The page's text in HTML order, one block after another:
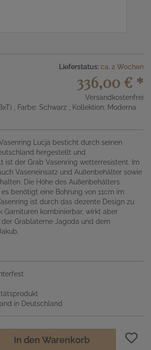
Lieferstatus: ca. 2 Wochen
336,00 € *
Versandkostenfrei
, Farbe: Schwarz
, Kollektion: Moderna
Lucja besticht durch seinen
hergestellt und
ist der Grab Vasenring wetterresistent. Im
Vaseneinsatz und Außenbehälter sowie
Die Höhe des Außenbehälters
benötigt eine Bohrung von 11cm im
ist durch das dezente Design zu
Garnituren kombinierbar, wirkt aber
Grablaterne Jagoda und dem
in Deutschland
In den Warenkorb